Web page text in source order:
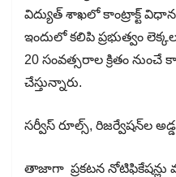
విద్యుత్ శాఖలో కాంట్రాక్ట్
ఇందులో కలిపి ప్రభుత్వం
20 సంవత్సరాల క్రితం నుంచే
చేస్తున్నారు.
సర్వీస్​ రూల్స్​, రిజర్వేషన్​ల
తాజాగా ప్రకటన నోటిఫికేషన్లు